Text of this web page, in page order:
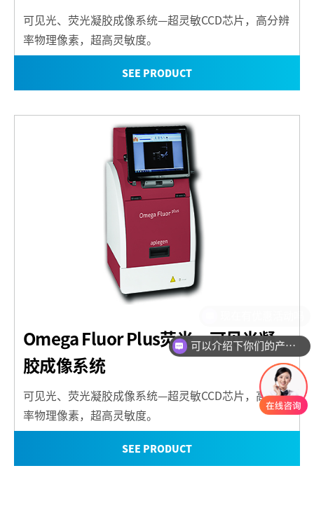
可见光、荧光凝胶成像系统—超灵敏CCD芯片，高分辨
率物理像素，超高灵敏度。
SEE PRODUCT
Omega Fluor Plus荧光、可见光凝
胶成像系统
可见光、荧光凝胶成像系统—超灵敏CCD芯片，高分辨
率物理像素，超高灵敏度。
SEE PRODUCT
可以介绍下你们的产品么